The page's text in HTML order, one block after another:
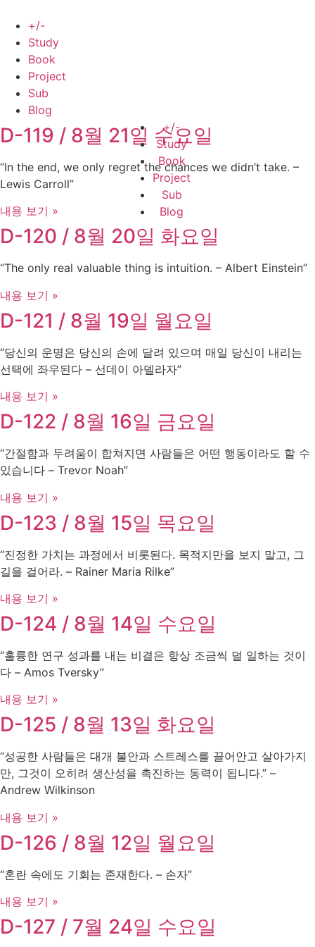
content
+/-
Study
Book
Project
Sub
Blog
+/-
Study
Book
Project
Sub
Blog
D-119 / 8월 21일 수요일
“In the end, we only regret the chances we didn’t take. –
Lewis Carroll”
내용 보기 »
D-120 / 8월 20일 화요일
“The only real valuable thing is intuition. – Albert Einstein”
내용 보기 »
D-121 / 8월 19일 월요일
“당신의 운명은 당신의 손에 달려 있으며 매일 당신이 내리는
선택에 좌우된다 – 선데이 아델라자”
내용 보기 »
D-122 / 8월 16일 금요일
“간절함과 두려움이 합쳐지면 사람들은 어떤 행동이라도 할 수
있습니다 – Trevor Noah”
내용 보기 »
D-123 / 8월 15일 목요일
“진정한 가치는 과정에서 비롯된다. 목적지만을 보지 말고, 그
길을 걸어라. – Rainer Maria Rilke”
내용 보기 »
D-124 / 8월 14일 수요일
“훌륭한 연구 성과를 내는 비결은 항상 조금씩 덜 일하는 것이
다 – Amos Tversky”
내용 보기 »
D-125 / 8월 13일 화요일
“성공한 사람들은 대개 불안과 스트레스를 끌어안고 살아가지
만, 그것이 오히려 생산성을 촉진하는 동력이 됩니다.” –
Andrew Wilkinson
내용 보기 »
D-126 / 8월 12일 월요일
“혼란 속에도 기회는 존재한다. – 손자”
내용 보기 »
D-127 / 7월 24일 수요일